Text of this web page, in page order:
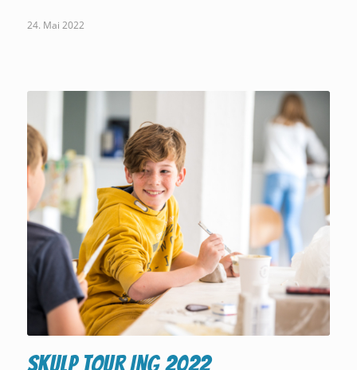
24. Mai 2022
SKULP TOUR ING 2022